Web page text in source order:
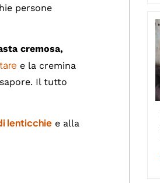
persone
cremosa,
e la cremina
Il tutto
lenticchie e alla